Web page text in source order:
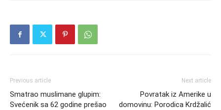
Previous article
Smatrao muslimane glupim:
Svećenik sa 62 godine prešao
Next article
Povratak iz Amerike u
domovinu: Porodica Krdžalić